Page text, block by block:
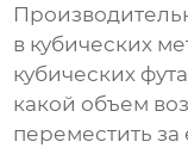
в кубических
кубических
какой объем
переместить